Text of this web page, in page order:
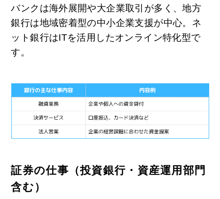
バンクは海外展開や大企業取引が多く、地方
銀行は地域密着型の中小企業支援が中心。ネ
ット銀行はITを活用したオンライン特化型で
す。
証券の仕事（投資銀行・資産運用部門
含む）